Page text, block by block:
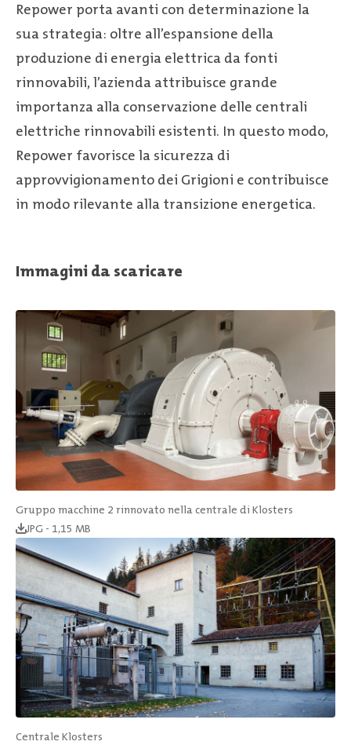
Repower porta avanti con determinazione la
sua strategia: oltre all’espansione della
produzione di energia elettrica da fonti
rinnovabili, l’azienda attribuisce grande
importanza alla conservazione delle centrali
elettriche rinnovabili esistenti. In questo modo,
Repower favorisce la sicurezza di
approvvigionamento dei Grigioni e contribuisce
in modo rilevante alla transizione energetica.
Immagini da scaricare
Gruppo macchine 2 rinnovato nella centrale di Klosters
JPG - 1,15 MB
Centrale Klosters